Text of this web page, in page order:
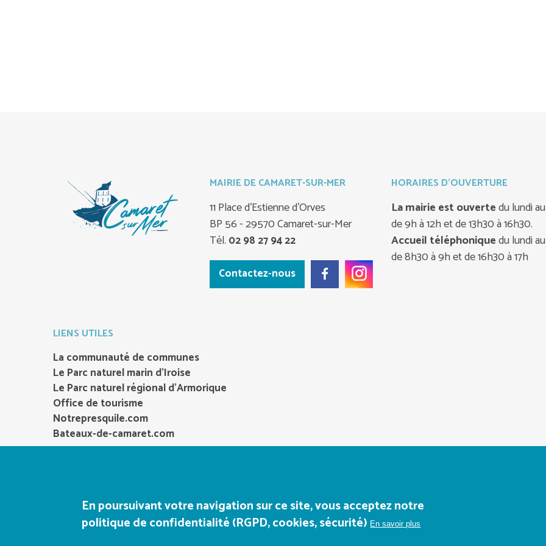
MAIRIE DE CAMARET-SUR-MER
11 Place d'Estienne d'Orves
BP 56 - 29570 Camaret-sur-Mer
Tél. 02 98 27 94 22
Contactez-nous
HORAIRES D'OUVERTURE
La mairie est ouvertedu lundi
de 9h à 12h et de 13h30 à 16h30.
Accueil téléphoniquedu lundi
de 8h30 à 9h et de 16h30 à 17h
LIENS UTILES
La communauté de communes
Le Parc naturel marin d’Iroise
Le Parc naturel régional d’Armorique
Office de tourisme
Notrepresquile.com
Bateaux-de-camaret.com
En poursuivant votre navigation sur ce site, vous acceptez notre
politique de confidentialité (RGPD, cookies, sécurité) En savoir plus